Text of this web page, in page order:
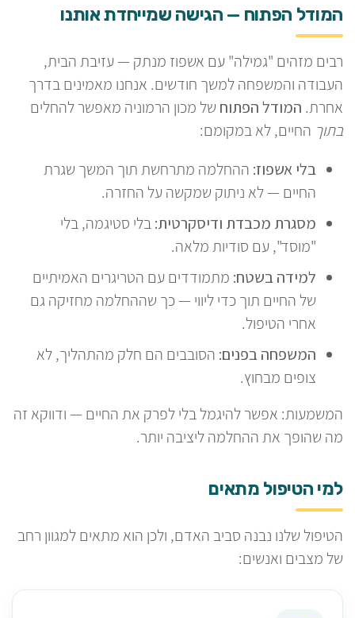
המודל הפתוח — הגישה שמייחדת אותנו
רבים מזהים "גמילה" עם אשפוז מנתק — עזיבת הבית,
העבודה והמשפחה למשך חודשים. אנחנו מאמינים בדרך
אחרת. המודל הפתוח של מכון הרמוניה מאפשר להחלים
בתוך החיים, לא במקומם:
בלי אשפוז: ההחלמה מתרחשת תוך המשך שגרת
החיים — לא ניתוק שמקשה על החזרה.
מסגרת מכבדת ודיסקרטית:בלי סטיגמה, בלי
"מוסד", עם סודיות מלאה.
למידה בשטח: מתמודדים עם הטריגרים האמיתיים
של החיים תוך כדי ליווי — כך שההחלמה מחזיקה גם
אחרי הטיפול.
המשפחה בפנים: הסובבים הם חלק מהתהליך, לא
צופים מבחוץ.
המשמעות: אפשר להיגמל בלי לפרק את החיים — ודווקא זה
מה שהופך את ההחלמה ליציבה יותר.
למי הטיפול מתאים
הטיפול שלנו נבנה סביב האדם, ולכן הוא מתאים למגוון רחב
של מצבים ואנשים: